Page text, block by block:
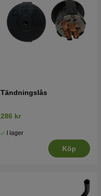
Tändningslås
286 kr
I lager
Köp